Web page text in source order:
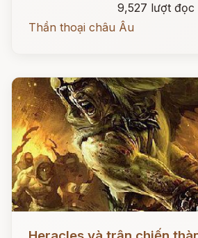
9,527 lượt đọc
Thần thoại châu Âu